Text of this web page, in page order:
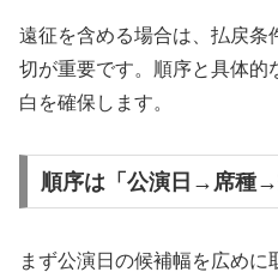
遠征を含める場合は、払戻条
切が重要です。順序と具体的
白を確保します。
順序は「公演日→席種→
まず公演日の候補幅を広め